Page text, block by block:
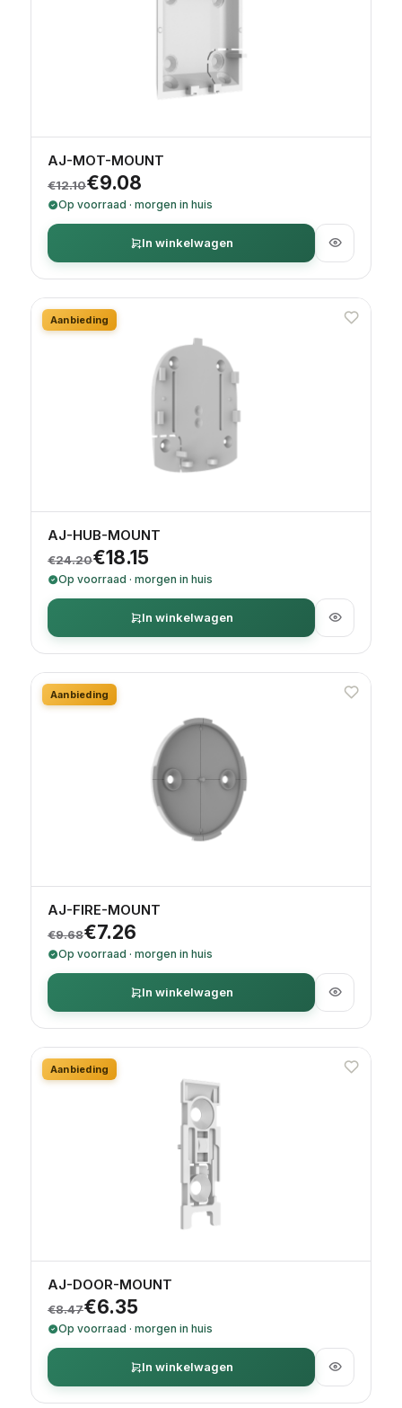
AJ-MOT-MOUNT
€12.10
Oorspronkelijke prijs was: €12.10.
€9.08
Huidige prijs is: €9.08.
Op voorraad · morgen in huis
In winkelwagen
Aanbieding
AJ-HUB-MOUNT
€24.20
Oorspronkelijke prijs was: €24.20.
€18.15
Huidige prijs is: €18.15.
Op voorraad · morgen in huis
In winkelwagen
Aanbieding
AJ-FIRE-MOUNT
€9.68
Oorspronkelijke prijs was: €9.68.
€7.26
Huidige prijs is: €7.26.
Op voorraad · morgen in huis
In winkelwagen
Aanbieding
AJ-DOOR-MOUNT
€8.47
Oorspronkelijke prijs was: €8.47.
€6.35
Huidige prijs is: €6.35.
Op voorraad · morgen in huis
In winkelwagen